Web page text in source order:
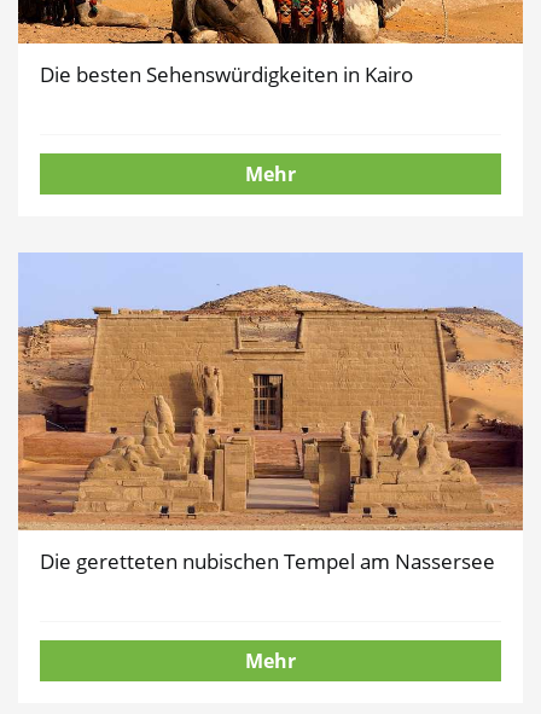
Die besten Sehenswürdigkeiten in Kairo
Mehr
Die geretteten nubischen Tempel am Nassersee
Mehr